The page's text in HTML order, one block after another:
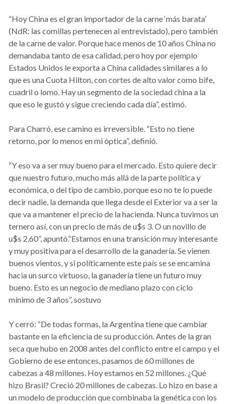
“Hoy China es el gran importador de la carne ‘más barata’
(NdR: las comillas pertenecen al entrevistado), pero también
de la carne de valor. Porque hace menos de 10 años China no
demandaba tanto de esa calidad, pero hoy por ejemplo
Estados Unidos le exporta a China calidades similares a lo
que es una Cuota Hilton, con cortes de alto valor como bife,
cuadril o lomo. Hay un segmento de la sociedad china a la
que eso le gustó y sigue creciendo cada día”, estimó.
Para Charró, ese camino es irreversible. “Esto no tiene
retorno, por lo menos en mi óptica”, definió.
“Y eso va a ser muy bueno para el mercado. Esto quiere decir
que nuestro futuro, mucho más allá de la parte política y
económica, o del tipo de cambio, porque eso no te lo puede
decir nadie, la demanda que llega desde el Exterior va a ser la
que va a mantener el precio de la hacienda. Nunca tuvimos un
ternero así, con un precio de más de u$s 3. O un novillo de
u$s 2,60”, apuntó.“Estamos en una transición muy interesante
y muy positiva para el desarrollo de la ganadería. Se vienen
buenos vientos, y si políticamente este país se se encamina
hacia un surco virtuoso, la ganadería tiene un futuro muy
bueno. Esto es un negocio de mediano plazo con ciclo
mínimo de 3 años”, sostuvo
Y cerró: “De todas formas, la Argentina tiene que cambiar
bastante en la eficiencia de su producción. Antes de la gran
seca que hubo en 2008 antes del conflicto entre el campo y el
Gobierno de ese entonces, pasamos de 60 millones de
cabezas a 48 millones. Hoy estamos en 52 millones. ¿Qué
hizo Brasil? Creció 20 millones de cabezas. Lo hizo en base a
un modelo de producción que combinaba la genética con los